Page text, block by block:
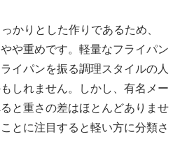
かりとした作りであるため、
や重めです。軽量なフライパン
イパンを振る調理スタイルの人
しれません。しかし、有名メー
と重さの差はほとんどありませ
とに注目すると軽い方に分類さ